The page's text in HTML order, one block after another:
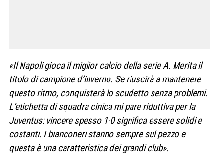
«Il Napoli gioca il miglior calcio della serie A. Merita il
titolo di campione d’inverno. Se riuscirà a mantenere
questo ritmo, conquisterà lo scudetto senza problemi.
L’etichetta di squadra cinica mi pare riduttiva per la
Juventus: vincere spesso 1-0 significa essere solidi e
costanti. I bianconeri stanno sempre sul pezzo e
questa è una caratteristica dei grandi club».